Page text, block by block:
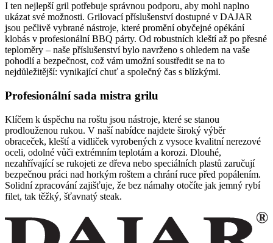
I ten nejlepší gril potřebuje správnou podporu, aby mohl naplno
ukázat své možnosti. Grilovací příslušenství dostupné v DAJAR
jsou pečlivě vybrané nástroje, které promění obyčejné opékání
klobás v profesionální BBQ párty. Od robustních kleští až po přesné
teploměry – naše příslušenství bylo navrženo s ohledem na vaše
pohodlí a bezpečnost, což vám umožní soustředit se na to
nejdůležitější: vynikající chuť a společný čas s blízkými.
Profesionální sada mistra grilu
Klíčem k úspěchu na roštu jsou nástroje, které se stanou
prodlouženou rukou. V naší nabídce najdete široký výběr
obraceček, kleští a vidliček vyrobených z vysoce kvalitní nerezové
oceli, odolné vůči extrémním teplotám a korozi. Dlouhé,
nezahřívající se rukojeti ze dřeva nebo speciálních plastů zaručují
bezpečnou práci nad horkým roštem a chrání ruce před popálením.
Solidní zpracování zajišťuje, že bez námahy otočíte jak jemný rybí
filet, tak těžký, šťavnatý steak.